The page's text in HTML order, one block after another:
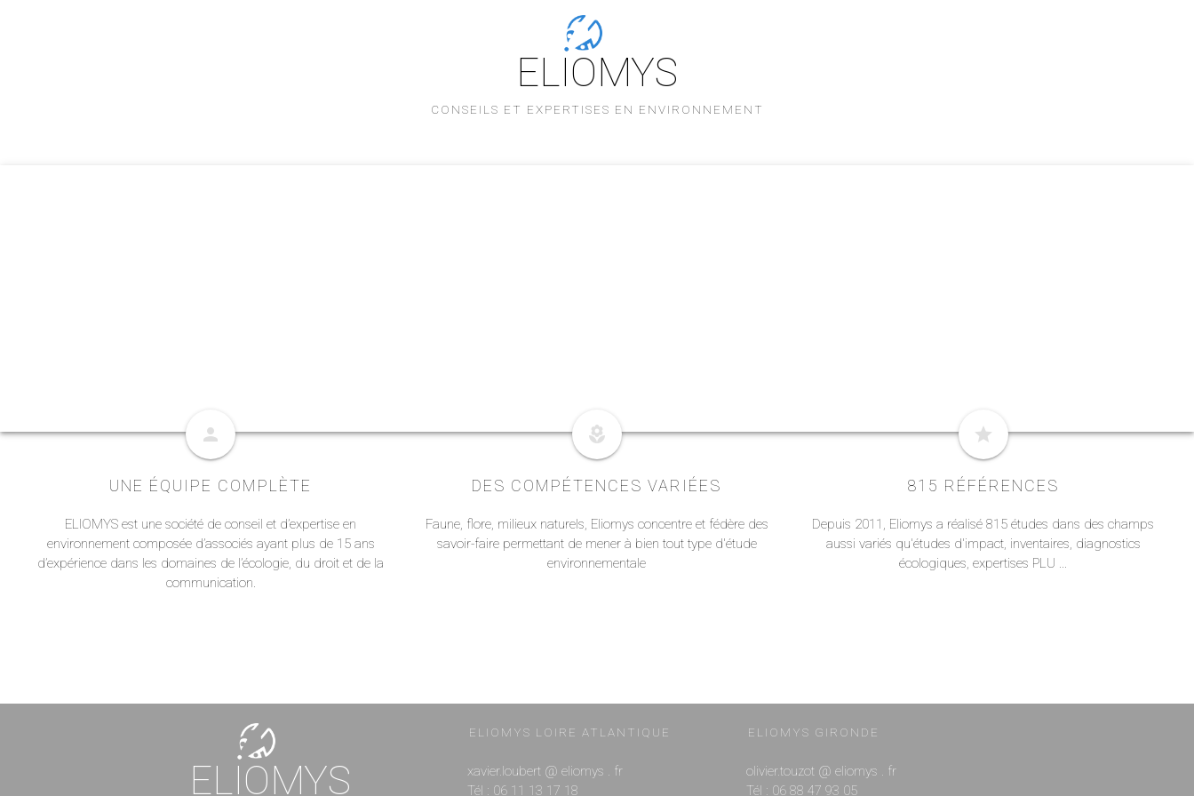
ELIOMYS
CONSEILS ET EXPERTISES EN ENVIRONNEMENT
person
UNE ÉQUIPE COMPLÈTE
ELIOMYS est une société de conseil et d’expertise en
environnement composée d’associés ayant plus de 15 ans
d’expérience dans les domaines de l’écologie, du droit et de la
communication.
local_florist
DES COMPÉTENCES VARIÉES
Faune, flore, milieux naturels, Eliomys concentre et fédère des
savoir-faire permettant de mener à bien tout type d'étude
environnementale
star
815 RÉFÉRENCES
Depuis 2011, Eliomys a réalisé 815 études dans des champs
aussi variés qu'études d'impact, inventaires, diagnostics
écologiques, expertises PLU ...
ELIOMYS
ELIOMYS LOIRE ATLANTIQUE
xavier.loubert @ eliomys . fr
Tél : 06 11 13 17 18
ELIOMYS GIRONDE
olivier.touzot @ eliomys . fr
Tél : 06 88 47 93 05